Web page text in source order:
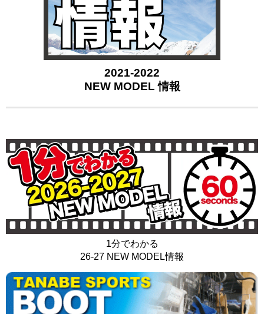
2021-2022
NEW MODEL情報
1分でわかる
26-27 NEW MODEL情報